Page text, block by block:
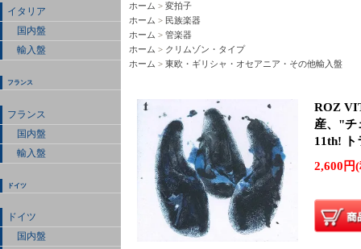
イタリア
国内盤
輸入盤
フランス
フランス
国内盤
輸入盤
ドイツ
ドイツ
国内盤
ホーム > 変拍子
ホーム > 民族楽器
ホーム > 管楽器
ホーム > クリムゾン・タイプ
ホーム > 東欧・ギリシャ・オセアニア・その他輸入盤
ROZ
産、"チ
11th! ト
2,600円